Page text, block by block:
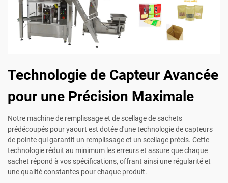
Technologie de Capteur Avancée
pour une Précision Maximale
Notre machine de remplissage et de scellage de sachets
prédécoupés pour yaourt est dotée d'une technologie de capteurs
de pointe qui garantit un remplissage et un scellage précis. Cette
technologie réduit au minimum les erreurs et assure que chaque
sachet répond à vos spécifications, offrant ainsi une régularité et
une qualité constantes pour chaque produit.